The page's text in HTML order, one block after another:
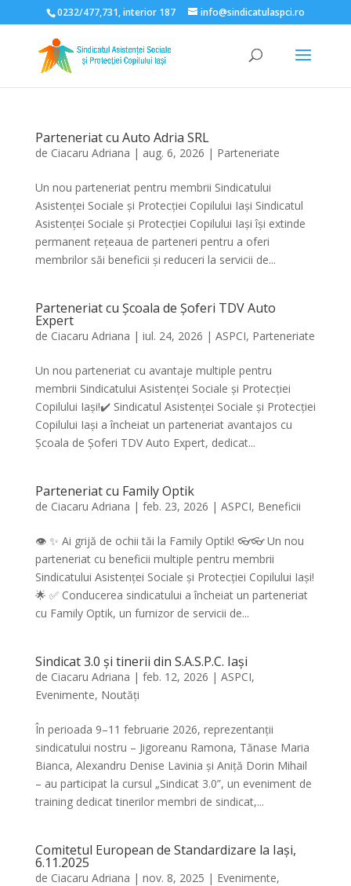
Deschide bara de unelte
0232/477,731, interior 187 info@sindicatulaspci.ro
Parteneriat cu Auto Adria SRL
de Ciacaru Adriana | aug. 6, 2026 | Parteneriate
Un nou parteneriat pentru membrii Sindicatului
Asistenței Sociale și Protecției Copilului Iași Sindicatul
Asistenței Sociale și Protecției Copilului Iași își extinde
permanent rețeaua de parteneri pentru a oferi
membrilor săi beneficii și reduceri la servicii de...
Parteneriat cu Școala de Șoferi TDV Auto
Expert
de Ciacaru Adriana | iul. 24, 2026 | ASPCI, Parteneriate
Un nou parteneriat cu avantaje multiple pentru
membrii Sindicatului Asistenței Sociale și Protecției
Copilului Iași!✔️ Sindicatul Asistenței Sociale și Protecției
Copilului Iași a încheiat un parteneriat avantajos cu
Școala de Șoferi TDV Auto Expert, dedicat...
Parteneriat cu Family Optik
de Ciacaru Adriana | feb. 23, 2026 | ASPCI, Beneficii
👁️ ✨ Ai grijă de ochii tăi la Family Optik! 👓👓 Un nou
parteneriat cu beneficii multiple pentru membrii
Sindicatului Asistenței Sociale și Protecției Copilului Iași!
🌟 ✅ Conducerea sindicatului a încheiat un parteneriat
cu Family Optik, un furnizor de servicii de...
Sindicat 3.0 și tinerii din S.A.S.P.C. Iași
de Ciacaru Adriana | feb. 12, 2026 | ASPCI,
Evenimente, Noutăți
În perioada 9–11 februarie 2026, reprezentanții
sindicatului nostru – Jigoreanu Ramona, Tănase Maria
Bianca, Alexandru Denise Lavinia și Aniță Dorin Mihail
– au participat la cursul „Sindicat 3.0”, un eveniment de
training dedicat tinerilor membri de sindicat,...
Comitetul European de Standardizare la Iași,
6.11.2025
de Ciacaru Adriana | nov. 8, 2025 | Evenimente,